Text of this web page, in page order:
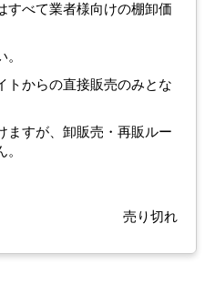
べて業者様向けの棚卸価
からの直接販売のみとな
ますが、卸販売・再販ルー
売り切れ